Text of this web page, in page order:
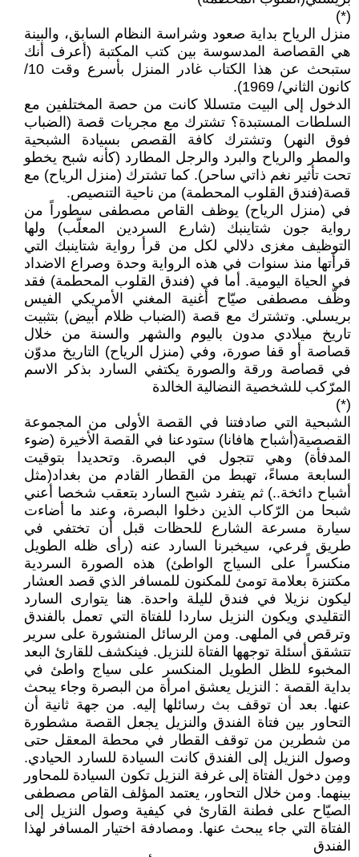
(*)
منزل الرياح بداية صعود وشراسة النظام السابق، والبينة
هي القصاصة المدسوسة بين كتب المكتبة (أعرف أنك
ستبحث عن هذا الكتاب غادر المنزل بأسرع وقت 10/
كانون الثاني/ 1969).
الدخول إلى البيت متسللا كانت من حصة المختلفين مع
السلطات المستبدة؟ تشترك مع مجريات قصة (الضباب
فوق النهر) وتشترك كافة القصص بسيادة الشبحية
والمطر والرياح والبرد والرجل المطارد (كأنه شبح يخطو
تحت تأثير نغم ذاتي ساحر). كما تشترك (منزل الرياح) مع
قصة(فندق القلوب المحطمة) من ناحية التنصيص.
في (منزل الرياح) يوظف القاص مصطفى سطوراً من
رواية جون شتاينبك (شارع السردين المعلّب) ولها
التوظيف مغزى دلالي لكل من قرأ رواية شتاينبك التي
قرأتها منذ سنوات في هذه الرواية وحدة وصراع الاضداد
في الحياة اليومية. أما في (فندق القلوب المحطمة) فقد
وظّف مصطفى صيّاح أغنية المغني الأمريكي الفيس
بريسلي. وتشترك مع قصة (الضباب ظلام أبيض) بتثبيت
تاريخ ميلادي مدون باليوم والشهر والسنة من خلال
قصاصة أو قفا صورة، وفي (منزل الرياح) التاريخ مدوّن
في قصاصة ورقة والصورة يكتفي السارد بذكر الاسم
المرّكب للشخصية النضالية الخالدة
(*)
الشبحية التي صادفتنا في القصة الأولى من المجموعة
القصصية(أشباح هافانا) ستودعنا في القصة الأخيرة (ضوء
المدفأة) وهي تتجول في البصرة. وتحديدا بتوقيت
السابعة مساءً، تهبط من القطار القادم من بغداد(مثل
أشباح دائخة..) ثم يتفرد شبح السارد بتعقب شخصا أعني
شبحا من الرّكاب الذين دخلوا البصرة، وعند ما أضاءت
سيارة مسرعة الشارع للحظات قبل أن تختفي في
طريق فرعي، سيخبرنا السارد عنه (رأى ظله الطويل
منكسراً على السياج الواطئ) هذه الصورة السردية
مكتنزة بعلامة تومئ للمكنون للمسافر الذي قصد العشار
ليكون نزيلا في فندق لليلة واحدة. هنا يتوارى السارد
التقليدي ويكون النزيل ساردا للفتاة التي تعمل بالفندق
وترقص في الملهى. ومن الرسائل المنشورة على سرير
تتشقق أسئلة توجهها الفتاة للنزيل. فينكشف للقارئ البعد
المخبوء للظل الطويل المنكسر على سياج واطئ في
بداية القصة : النزيل يعشق امرأة من البصرة وجاء يبحث
عنها. بعد أن توقف بث رسائلها إليه. من جهة ثانية أن
التحاور بين فتاة الفندق والنزيل يجعل القصة مشطورة
من شطرين من توقف القطار في محطة المعقل حتى
وصول النزيل إلى الفندق كانت السيادة للسارد الحيادي.
ومِن دخول الفتاة إلى غرفة النزيل تكون السيادة للمحاور
بينهما. ومن خلال التحاور، يعتمد المؤلف القاص مصطفى
الصيّاح على فطنة القارئ في كيفية وصول النزيل إلى
الفتاة التي جاء يبحث عنها. ومصادفة اختيار المسافر لهذا
الفندق